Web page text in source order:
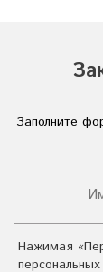
Соли
Другое
Заполните
Нажимая